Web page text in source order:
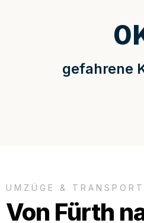
gefahrene
0
UMZÜGE &
Von Fürth